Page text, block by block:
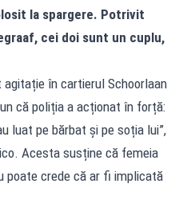
la spargere. Potrivit
cei doi sunt un cuplu,
în cartierul Schoorlaan
că poliția a acționat în forță:
luat pe bărbat și pe soția lui”,
Acesta susține că femeia
poate crede că ar fi implicată